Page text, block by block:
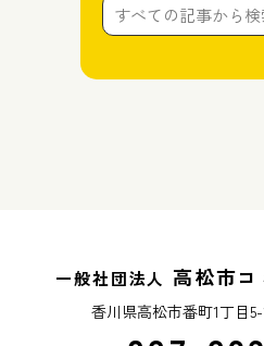
一般社団法人 高松市
香川県高松市番町1丁目